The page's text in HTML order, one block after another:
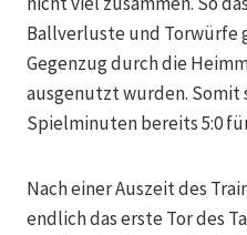
Ballverluste und Torwürfe
Gegenzug durch die
ausgenutzt wurden. Somit
Spielminuten bereits 5:0
Nach einer Auszeit des
endlich das erste Tor des